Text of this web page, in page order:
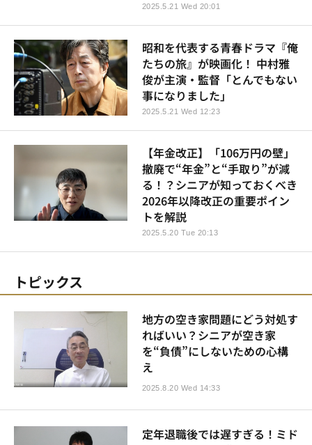
2025.5.21 Wed 20:01
昭和を代表する青春ドラマ『俺
たちの旅』が映画化！ 中村雅
俊が主演・監督「とんでもない
事になりました」
2025.5.21 Wed 12:23
【年金改正】「106万円の壁」
撤廃で“年金”と“手取り”が減
る！？シニアが知っておくべき
2026年以降改正の重要ポイン
トを解説
2025.5.20 Tue 20:13
トピックス
地方の空き家問題にどう対処す
ればいい？シニアが空き家
を“負債”にしないための心構
え
2025.8.20 Wed 14:33
定年退職後では遅すぎる！ミド